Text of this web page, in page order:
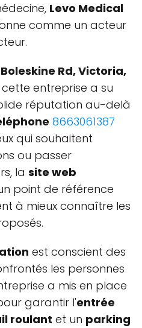
Levo Medical
comme un acteur
Rd, Victoria,
cette entreprise a su
réputation au-delà
8663061387
qui souhaitent
ou passer
la site web
point de référence
à mieux connaître les
est conscient des
les personnes
a mis en place
garantir l'entrée
roulant et un parking